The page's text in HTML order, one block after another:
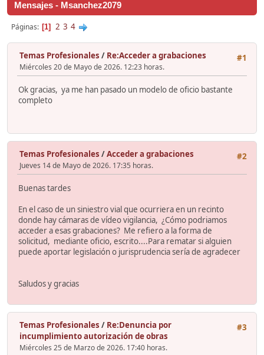
Mensajes - Msanchez2079
Páginas 1 2 3 4
#1
Temas Profesionales / Re:Acceder a grabaciones
Miércoles 20 de Mayo de 2026. 12:23 horas.
Ok gracias, ya me han pasado un modelo de oficio bastante
completo
#2
Temas Profesionales /Acceder a grabaciones
Jueves 14 de Mayo de 2026. 17:35 horas.
Buenas tardes
En el caso de un siniestro vial que ocurriera en un recinto
donde hay cámaras de vídeo vigilancia, ¿Cómo podriamos
acceder a esas grabaciones? Me refiero a la forma de
solicitud, mediante oficio, escrito....Para rematar si alguien
puede aportar legislación o jurisprudencia sería de agradecer
Saludos y gracias
#3
Temas Profesionales / Re:Denuncia por
incumplimiento autorización de obras
Miércoles 25 de Marzo de 2026. 17:40 horas.